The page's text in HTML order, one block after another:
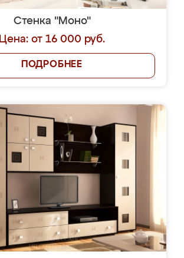
Стенка "Моно"
Цена: от 16 000 руб.
ПОДРОБНЕЕ